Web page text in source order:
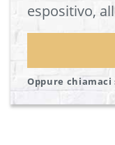
espositivo,
Oppure